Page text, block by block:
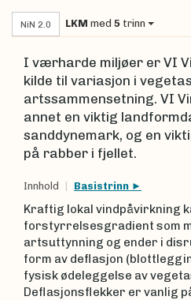
NiN 2.0 LKM med 5 trinn
I værharde miljøer er VI
kilde til variasjon i
artssammensetning. VI
annet en viktig
sanddynemark, og en
på rabber i fjellet.
Innhold Basistrinn
Kraftig lokal vindpåvirkning
forstyrrelsesgradient som
artsuttynning og ender i
form av deflasjon
fysisk ødeleggelse av
Deflasjonsflekker er vanlig